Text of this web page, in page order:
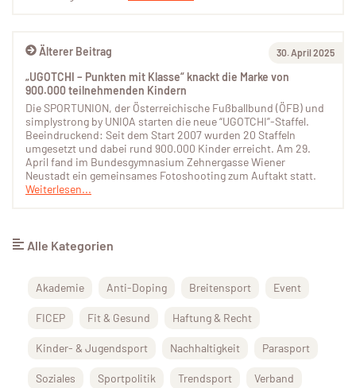
Älterer Beitrag 30. April 2025
„UGOTCHI – Punkten mit Klasse“ knackt die Marke von
900.000 teilnehmenden Kindern
Die SPORTUNION, der Österreichische Fußballbund (ÖFB) und
simplystrong by UNIQA starten die neue “UGOTCHI”-Staffel.
Beeindruckend: Seit dem Start 2007 wurden 20 Staffeln
umgesetzt und dabei rund 900.000 Kinder erreicht. Am 29.
April fand im Bundesgymnasium Zehnergasse Wiener
Neustadt ein gemeinsames Fotoshooting zum Auftakt statt.
Weiterlesen...
Alle Kategorien
Akademie Anti-Doping Breitensport Event
FICEP Fit & Gesund Haftung & Recht
Kinder- & Jugendsport Nachhaltigkeit Parasport
Soziales Sportpolitik Trendsport Verband